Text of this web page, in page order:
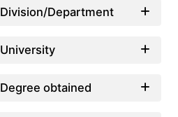
Division/Department
University
Degree obtained